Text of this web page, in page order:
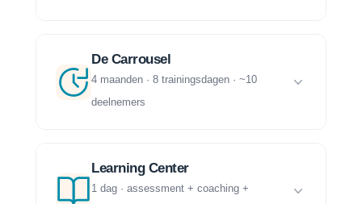
De Carrousel
4 maanden · 8 trainingsdagen · ~10
deelnemers
Learning Center
1 dag · assessment + coaching +